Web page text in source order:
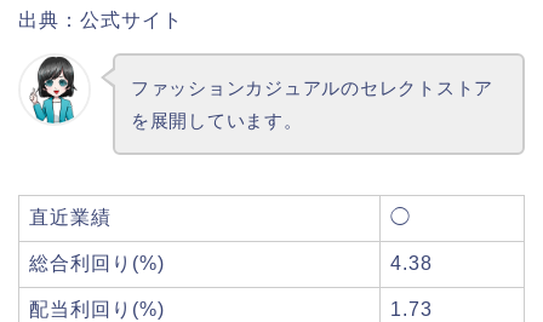
出典：公式サイト
ファッションカジュアルのセレクトストア
を展開しています。
直近業績 ◯
総合利回り(%) 4.38
配当利回り(%) 1.73